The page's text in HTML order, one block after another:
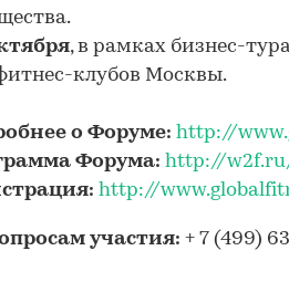
, в рамках бизнес-
клубов Москвы.
о Форуме: http://
Форума: http://w2f.ru/
http://
участия: + 7 (499)